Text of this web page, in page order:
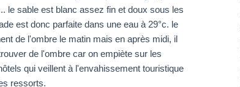
le sable est blanc assez fin et doux sous les
est donc parfaite dans une eau à 29°c. le
de l'ombre le matin mais en après midi, il
de l'ombre car on empiète sur les
qui veillent à l'envahissement touristique
ressorts.